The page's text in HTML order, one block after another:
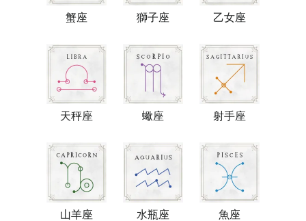
蟹座 獅子座 乙女座
天秤座 蠍座 射手座
山羊座 水瓶座 魚座